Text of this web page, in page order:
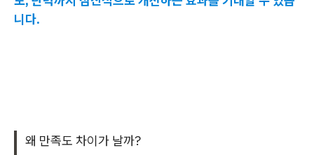
니다.
왜 만족도 차이가 날까?